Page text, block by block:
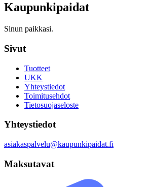
Kaupunkipaidat
Sinun paikkasi.
Sivut
Tuotteet
UKK
Yhteystiedot
Toimitusehdot
Tietosuojaseloste
Yhteystiedot
asiakaspalvelu@kaupunkipaidat.fi
Maksutavat